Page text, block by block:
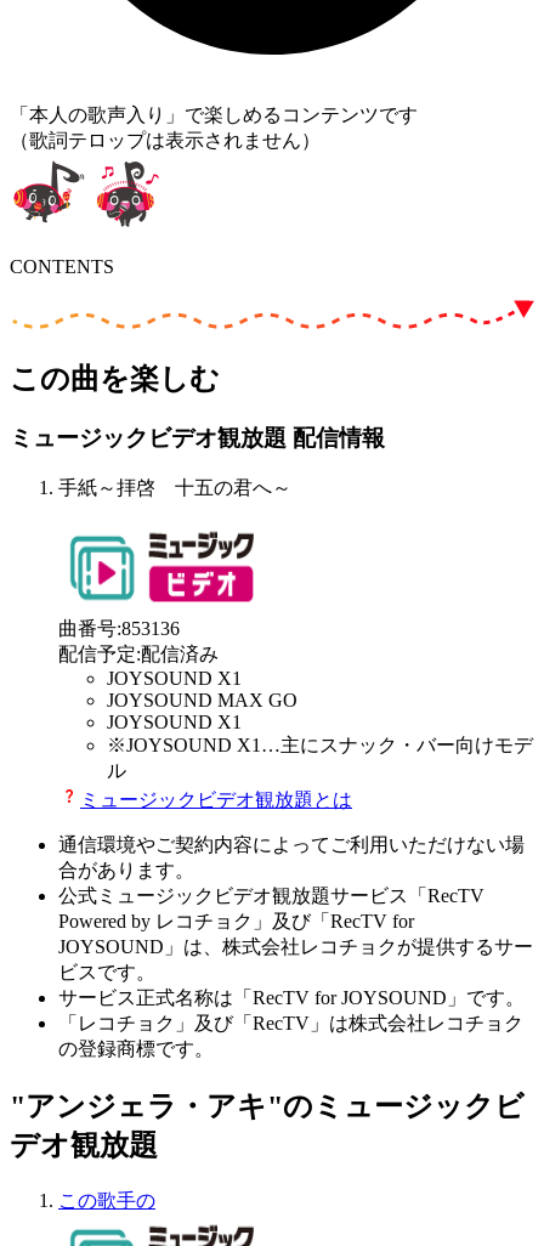
「本人の歌声入り」で楽しめるコンテンツです
（歌詞テロップは表示されません）
CONTENTS
この曲を楽しむ
ミュージックビデオ観放題 配信情報
手紙～拝啓 十五の君へ～
曲番号:853136
配信予定:配信済み
JOYSOUND X1
JOYSOUND MAX GO
JOYSOUND X1
※JOYSOUND X1 …主にスナック・バー向けモデ
ル
ミュージックビデオ観放題とは
通信環境やご契約内容によってご利用いただけない場
合があります。
公式ミュージックビデオ観放題サービス「RecTV
Powered by レコチョク」及び「RecTV for
JOYSOUND」は、株式会社レコチョクが提供するサー
ビスです。
サービス正式名称は「RecTV for JOYSOUND」です。
「レコチョク」及び「RecTV」は株式会社レコチョク
の登録商標です。
"アンジェラ・アキ"のミュージックビ
デオ観放題
この歌手の